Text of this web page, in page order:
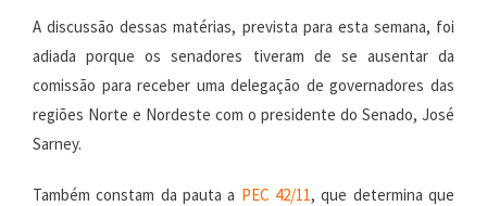
A discussão dessas matérias, prevista para esta semana, foi
adiada porque os senadores tiveram de se ausentar da
comissão para receber uma delegação de governadores das
regiões Norte e Nordeste com o presidente do Senado, José
Sarney.
Também constam da pauta a PEC 42/11, que determina que